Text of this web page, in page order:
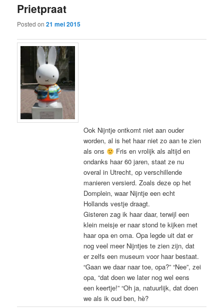
content
content
Prietpraat
Posted on21 mei 2015
Ook Nijntje ontkomt niet aan ouder
worden, al is het haar niet zo aan te zien
als ons
Fris en vrolijk als altijd en
ondanks haar 60 jaren, staat ze nu
overal in Utrecht, op verschillende
manieren versierd. Zoals deze op het
Domplein, waar Nijntje een echt
Hollands vestje draagt.
Gisteren zag ik haar daar, terwijl een
klein meisje er naar stond te kijken met
haar opa en oma. Opa legde uit dat er
nog veel meer Nijntjes te zien zijn, dat
er zelfs een museum voor haar bestaat.
“Gaan we daar naar toe, opa?” “Nee”, zei
opa, “dat doen we later nog wel eens
een keertje!” “Oh ja, natuurlijk, dat doen
we als ik oud ben, hè?